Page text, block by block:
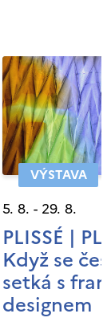
VÝSTAVA
5. 8. - 29. 8.
PLISSÉ |
Když se
setká s
designem